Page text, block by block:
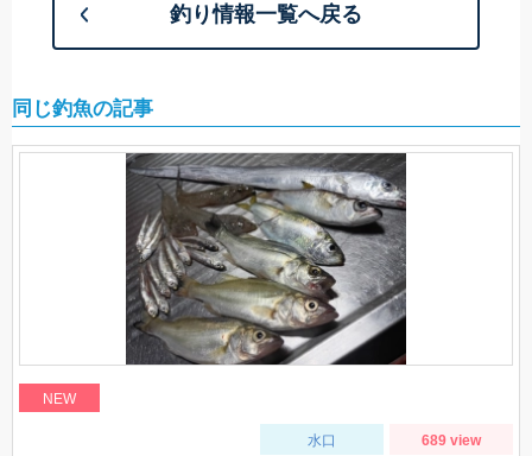
釣り情報一覧へ戻る
同じ釣魚の記事
NEW
水口 689 view